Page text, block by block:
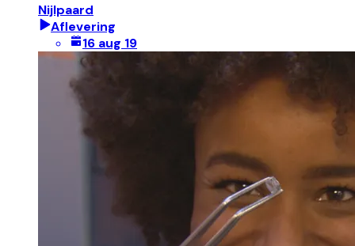
Nijlpaard
Aflevering
16 aug 19